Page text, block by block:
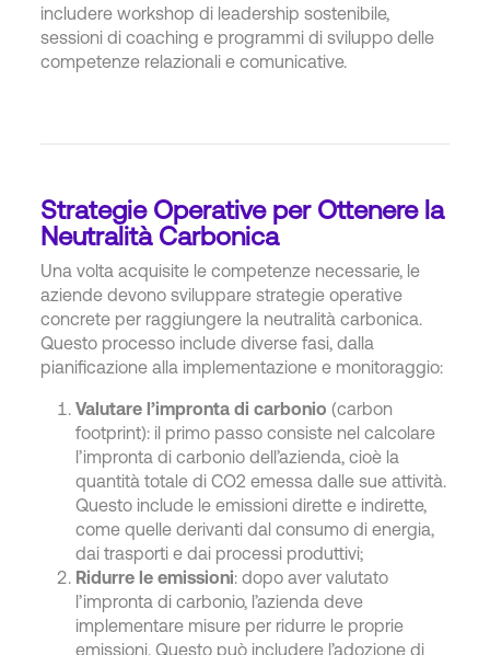
includere workshop di leadership sostenibile,
sessioni di coaching e programmi di sviluppo delle
competenze relazionali e comunicative.
Strategie Operative per Ottenere la
Neutralità Carbonica
Una volta acquisite le competenze necessarie, le
aziende devono sviluppare strategie operative
concrete per raggiungere la neutralità carbonica.
Questo processo include diverse fasi, dalla
pianificazione alla implementazione e monitoraggio:
Valutare l’impronta di carbonio (carbon
footprint): il primo passo consiste nel calcolare
l’impronta di carbonio dell’azienda, cioè la
quantità totale di CO2 emessa dalle sue attività.
Questo include le emissioni dirette e indirette,
come quelle derivanti dal consumo di energia,
dai trasporti e dai processi produttivi;
Ridurre le emissioni: dopo aver valutato
l’impronta di carbonio, l’azienda deve
implementare misure per ridurre le proprie
emissioni. Questo può includere l’adozione di